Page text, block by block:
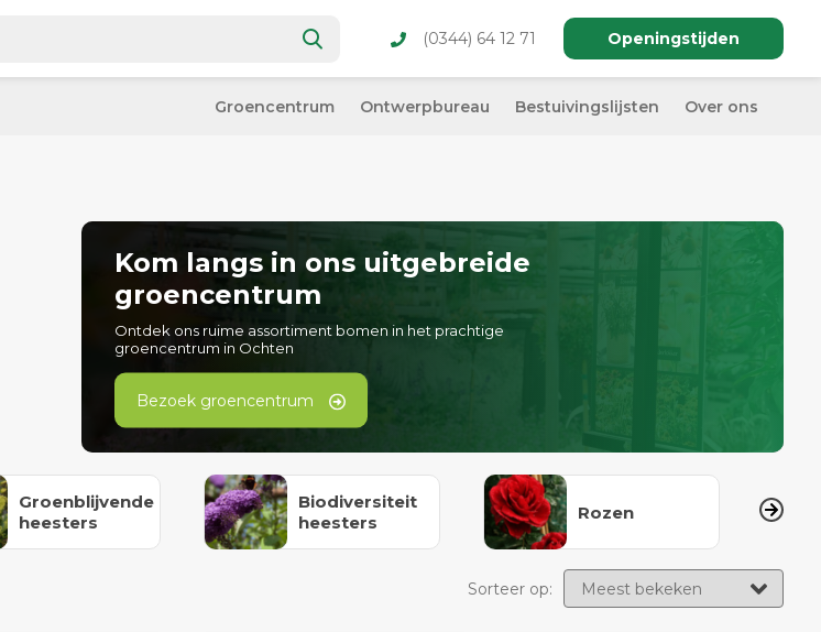
(0344) 64 12 71 Openingstijden
Groencentrum Ontwerpbureau Bestuivingslijsten Over ons
Kom langs in ons uitgebreide
groencentrum
Ontdek ons ruime assortiment bomen in het prachtige
groencentrum in Ochten
Bezoek groencentrum
Groenblijvende
heesters
Biodiversiteit
heesters
Rozen
Sorteer op: